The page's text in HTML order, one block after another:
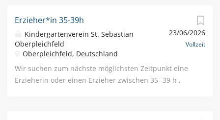
(m/w/d) in Teilzeit, 20,0 Std./Woche (KiGa-
Regelgruppe). Wir wünschen uns von Ihnen:
Einsatzbereitschaft, Flexibilität,
Kommunikationsfähigkeit und Belastbarkeit,
Fachkompetenz, Teamfähigkeit sowie Eigeninitiative.
Orientierung an den Werten der kath. Kirche. Wir
23/06/2026
Vollzeit
Erzieher*in 35-39h
Kindergartenverein St. Sebastian
Oberpleichfeld
Oberpleichfeld, Deutschland
Wir suchen zum nächste möglichsten Zeitpunkt eine
Erzieherin oder einen Erzieher zwischen 35- 39 h .